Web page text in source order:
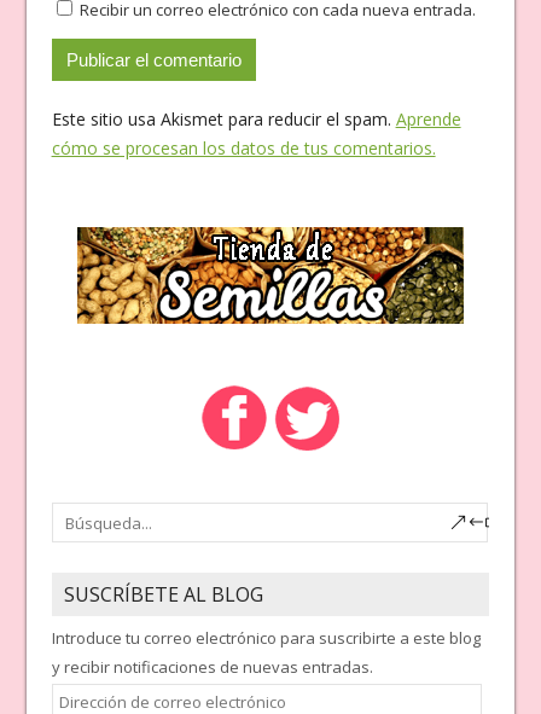
Recibir un correo electrónico con cada nueva entrada.
Este sitio usa Akismet para reducir el spam. Aprende
cómo se procesan los datos de tus comentarios.
SUSCRÍBETE AL BLOG
Introduce tu correo electrónico para suscribirte a este blog
y recibir notificaciones de nuevas entradas.
Dirección